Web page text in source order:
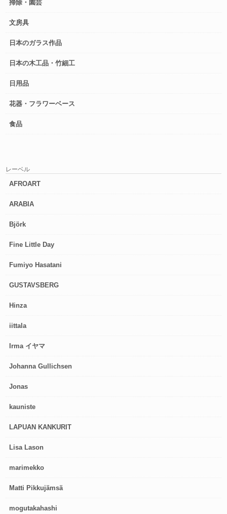
掃除・園芸
文房具
日本のガラス作品
日本の木工品・竹細工
日用品
花器・フラワーベース
食品
レーベル
AFROART
ARABIA
Björk
Fine Little Day
Fumiyo Hasatani
GUSTAVSBERG
Hinza
iittala
Irma イヤマ
Johanna Gullichsen
Jonas
kauniste
LAPUAN KANKURIT
Lisa Lason
marimekko
Matti Pikkujämsä
mogutakahashi